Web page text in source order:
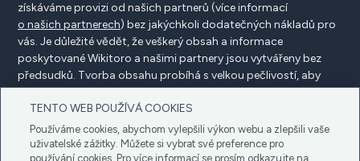
TENTO WEB POUŽÍVÁ COOKIES
Používáme cookies, abychom vylepšili výkon webu a zlepšili vaše
uživatelské zážitky. Můžete si vybrat své preference pro
používání cookies. Pro více informací se prosím odkazujte na
získáváme provizi od našich partnerů (více informací
o našich partnerech) bez jakýchkoli dodatečných nákladů pro
vás. Je důležité vědět, že veškerý obsah a informace
poskytované Wikitoro a našimi partnery jsou vytvářeny bez
předsudků. Tvorba obsahu probíhá s velkou pečlivostí, aby
prospěla našim čtenářům, a důležité je, že není ovlivněna
žádnými dohodami o kompenzaci s našimi partnery.